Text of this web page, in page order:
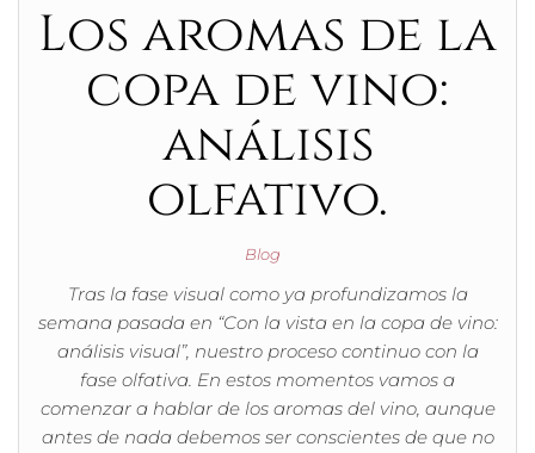
Los aromas de la
copa de vino:
análisis
olfativo.
Blog
Tras la fase visual como ya profundizamos la
semana pasada en “Con la vista en la copa de vino:
análisis visual”, nuestro proceso continuo con la
fase olfativa. En estos momentos vamos a
comenzar a hablar de los aromas del vino, aunque
antes de nada debemos ser conscientes de que no